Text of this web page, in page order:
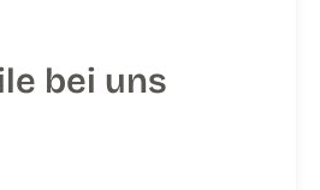
bei uns